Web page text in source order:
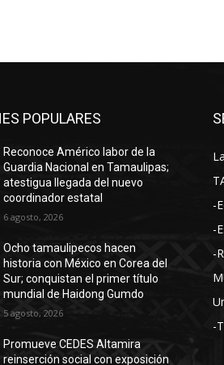
POPULARES
Reconoce Américo labor de la
Guardia Nacional en Tamaulipas;
atestigua llegada del nuevo
coordinador estatal
6 agosto, 2026
Ocho tamaulipecos hacen
historia con México en Corea del
Sur; conquistan el primer título
mundial de Haidong Gumdo
5 agosto, 2026
Promueve CEDES Altamira
reinserción social con exposición
-
-
-
-